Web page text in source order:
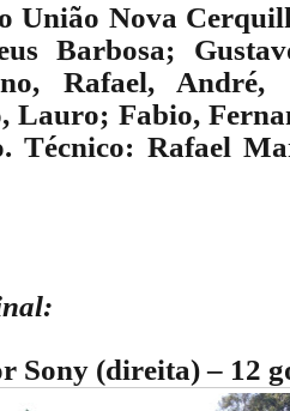
União Nova
Barbosa;
Rafael, André,
Lauro; Fabio,
Técnico: Rafael
(direita) – 12